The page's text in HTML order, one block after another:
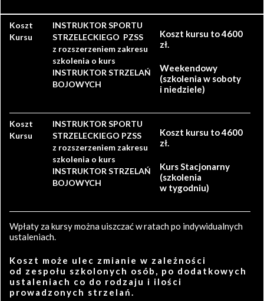
Koszt
Kursu
INSTRUKTOR SPORTU
STRZELECKIEGO PZSS
z rozszerzeniem zakresu
szkolenia o kurs
INSTRUKTOR STRZELAŃ
BOJOWYCH
Koszt kursu to 4600
zł.
Weekendowy
(szkolenia w soboty
i niedziele)
Koszt
Kursu
INSTRUKTOR SPORTU
STRZELECKIEGO PZSS
z rozszerzeniem zakresu
szkolenia o kurs
INSTRUKTOR STRZELAŃ
BOJOWYCH
Koszt kursu to 4600
zł.
Kurs Stacjonarny
(szkolenia
w tygodniu)
Wpłaty za kursy można uiszczać w ratach po indywidualnych
ustaleniach.
Koszt może ulec zmianie w zależności
od zespołu szkolonych osób, po dodatkowych
ustaleniach co do rodzaju i ilości
prowadzonych strzelań.